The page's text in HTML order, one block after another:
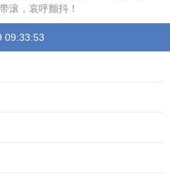
滚，哀呼颤抖！
09:33:53